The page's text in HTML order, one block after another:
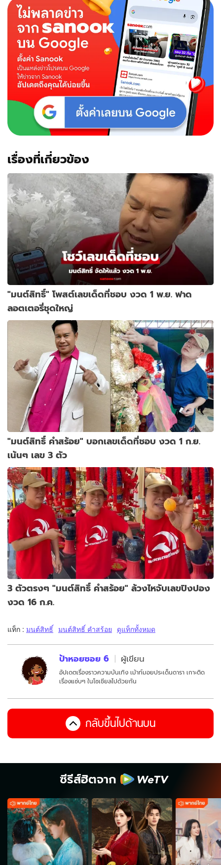
เลข
เด็ด
และ
บอก
เลข
ชอบ
งวด
เม.ย.
เรื่องที่เกี่ยวข้อง
"มนต์สิทธิ์" โพสต์เลขเด็ดที่ชอบ งวด 1 พ.ย. ฟาด
ลอตเตอรี่ชุดใหญ่
"มนต์สิทธิ์ คำสร้อย" บอกเลขเด็ดที่ชอบ งวด 1 ก.ย.
เน้นๆ เลข 3 ตัว
3 ตัวตรงๆ "มนต์สิทธิ์ คำสร้อย" ล้วงไหจับเลขปิงปอง
งวด 16 ก.ค.
แท็ก : มนต์สิทธิ์ มนต์สิทธิ์ คำสร้อย ดูแท็กทั้งหมด
ป้าหอยซอย 6 ผู้เขียน
อัปเดตเรื่องราวความบันเทิง เม้าท์มอยประเด็นดารา เกาะติด
เรื่องแซ่บๆ ในโซเชียลไปด้วยกัน
กลับขึ้นไปด้านบน
ซีรีส์ฮิตจาก